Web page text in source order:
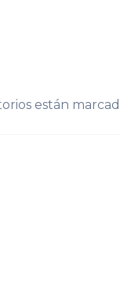
están